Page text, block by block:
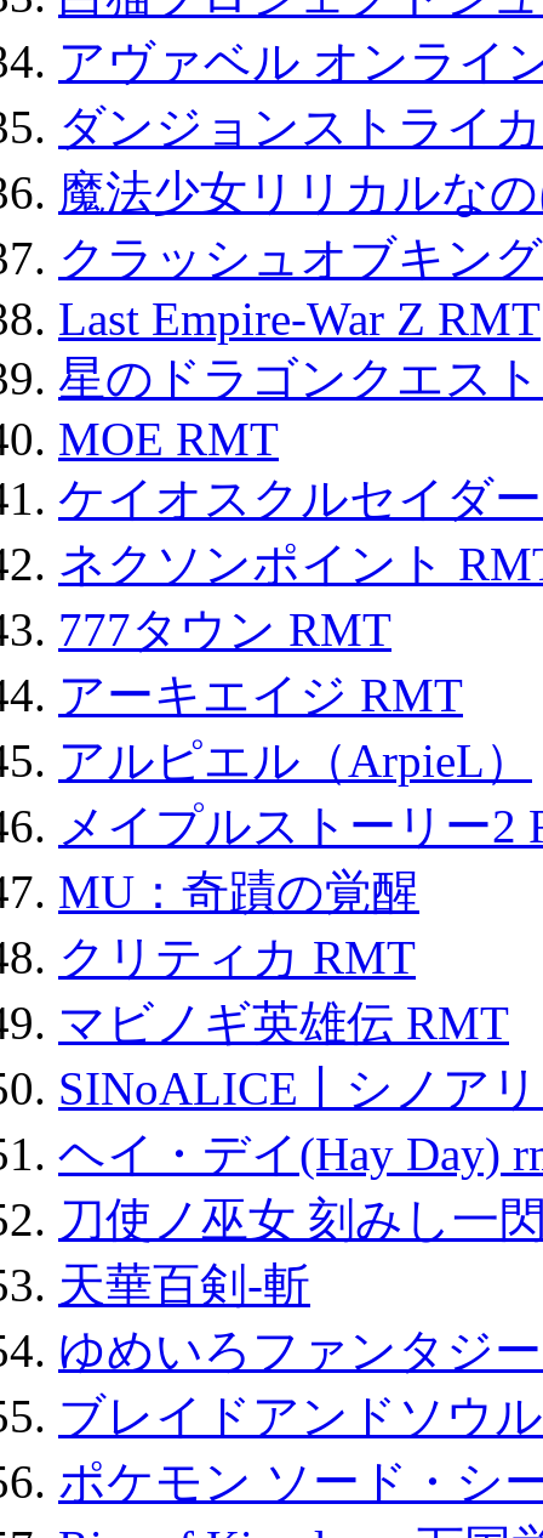
アヴァベル オンライ
ダンジョンストライ
魔法少女リリカルな
クラッシュオブキン
Last Empire-War Z RMT
星のドラゴンクエス
MOE RMT
ケイオスクルセイダ
ネクソンポイント
777タウン RMT
アーキエイジ RMT
アルピエル（ArpieL）
メイプルストーリー2
MU：奇蹟の覚醒
クリティカ RMT
マビノギ英雄伝 RMT
SINoALICE丨シノア
ヘイ・デイ(Hay Day)
刀使ノ巫女 刻みし一
天華百剣-斬
ゆめいろファンタジ
ブレイドアンドソウ
ポケモン ソード・シ